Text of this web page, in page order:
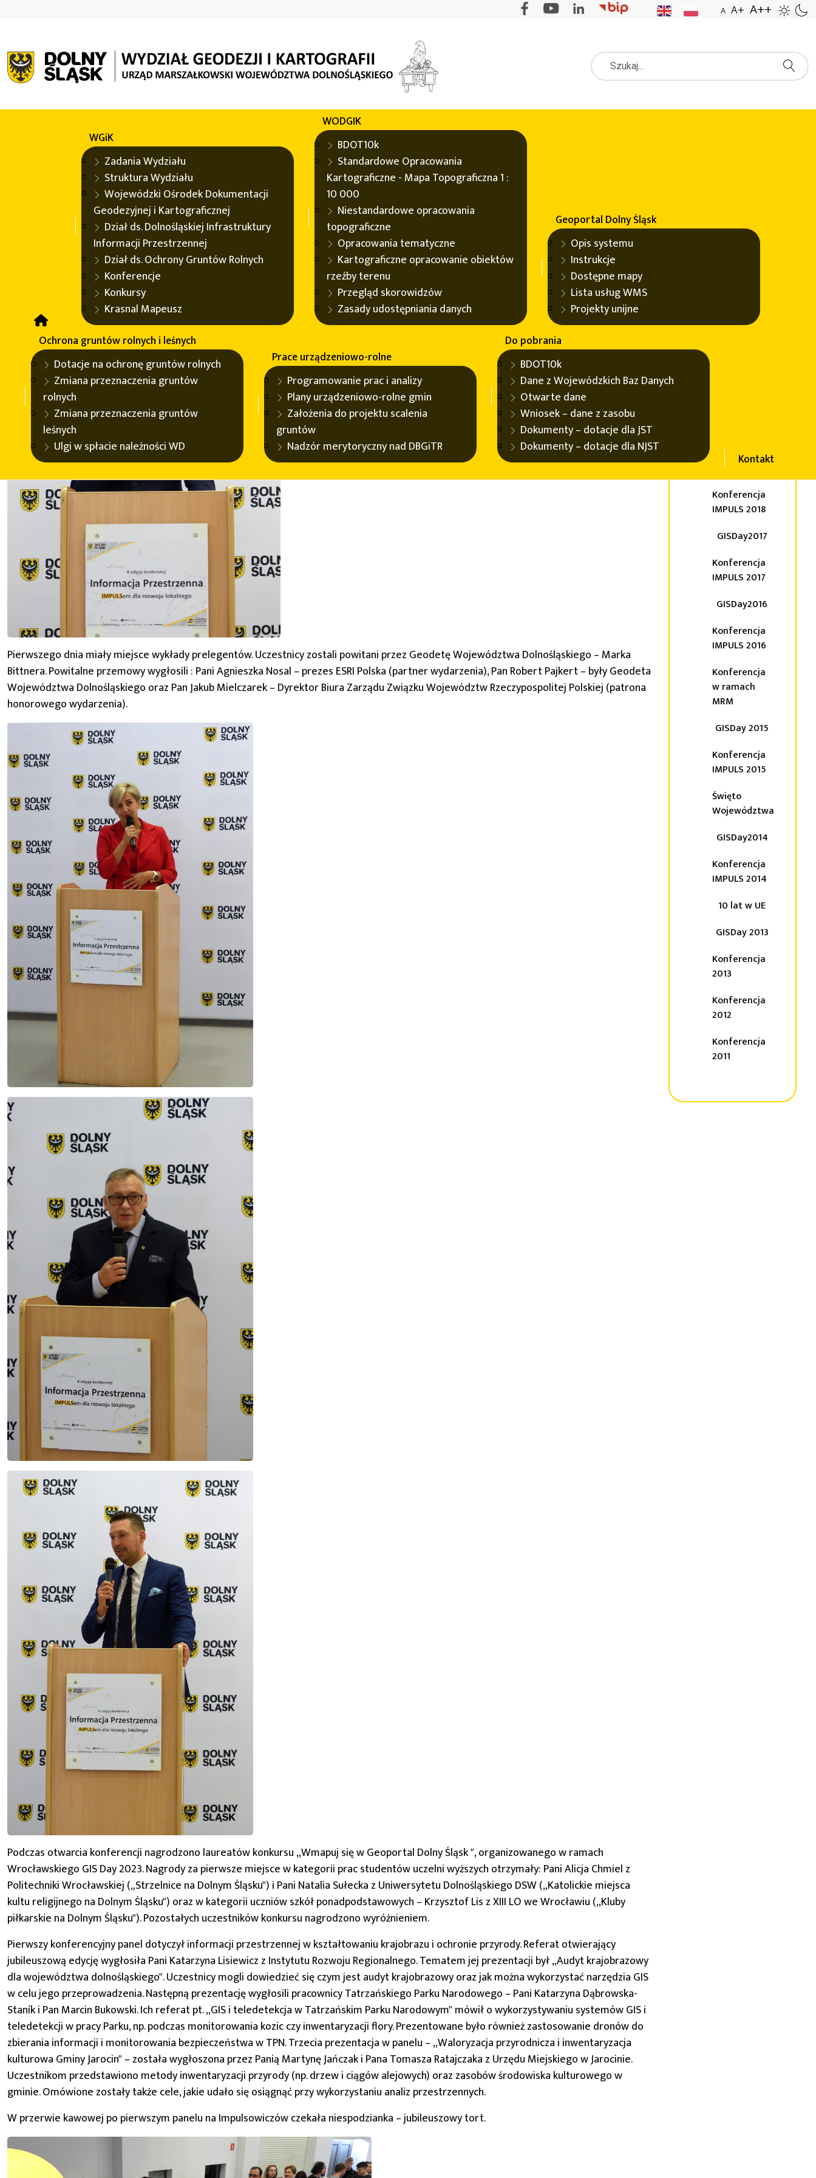
A A+ A++
Szukaj
WGiK
Zadania Wydziału
Struktura Wydziału
Wojewódzki Ośrodek Dokumentacji
Geodezyjnej i Kartograficznej
Dział ds. Dolnośląskiej Infrastruktury
Informacji Przestrzennej
Dział ds. Ochrony Gruntów Rolnych
Konferencje
Konkursy
Krasnal Mapeusz
WODGIK
BDOT10k
Standardowe Opracowania
Kartograficzne - Mapa Topograficzna 1 :
10 000
Niestandardowe opracowania
topograficzne
Opracowania tematyczne
Kartograficzne opracowanie obiektów
rzeźby terenu
Przegląd skorowidzów
Zasady udostępniania danych
Geoportal Dolny Śląsk
Opis systemu
Instrukcje
Dostępne mapy
Lista usług WMS
Projekty unijne
Ochrona gruntów rolnych i leśnych
Dotacje na ochronę gruntów rolnych
Zmiana przeznaczenia gruntów
rolnych
Zmiana przeznaczenia gruntów
leśnych
Ulgi w spłacie należności WD
Prace urządzeniowo-rolne
Programowanie prac i analizy
Plany urządzeniowo-rolne gmin
Założenia do projektu scalenia
gruntów
Nadzór merytoryczny nad DBGiTR
Do pobrania
BDOT10k
Dane z Wojewódzkich Baz Danych
Otwarte dane
Wniosek – dane z zasobu
Dokumenty – dotacje dla JST
Dokumenty – dotacje dla NJST
Kontakt
IMPULS 2025
IMPULS 2023
Konferencja
IMPULS 2019
Konferencja
IMPULS 2018
GISDay2017
Konferencja
IMPULS 2017
GISDay2016
Konferencja
IMPULS 2016
Konferencja
w ramach
MRM
GISDay 2015
Konferencja
IMPULS 2015
Święto
Województwa
GISDay2014
Konferencja
IMPULS 2014
10 lat w UE
GISDay 2013
Konferencja
2013
Konferencja
2012
Konferencja
2011
Konferencja IMPULS 2024
Informacja przestrzenna IMPULSem dla rozwoju lokalnego
W dniach 4-5 czerwca 2024 odbyła się jubileuszowa X edycja konferencji „Informacja przestrzenna IMPULSem do rozwoju regionalnego".
Pierwszego dnia miały miejsce wykłady prelegentów. Uczestnicy zostali powitani przez Geodetę Województwa Dolnośląskiego – Marka
Bittnera. Powitalne przemowy wygłosili : Pani Agnieszka Nosal – prezes ESRI Polska (partner wydarzenia), Pan Robert Pajkert – były Geodeta
Województwa Dolnośląskiego oraz Pan Jakub Mielczarek – Dyrektor Biura Zarządu Związku Województw Rzeczypospolitej Polskiej (patrona
honorowego wydarzenia).
Podczas otwarcia konferencji nagrodzono laureatów konkursu „Wmapuj się w Geoportal Dolny Śląsk", organizowanego w ramach
Wrocławskiego GIS Day 2023. Nagrody za pierwsze miejsce w kategorii prac studentów uczelni wyższych otrzymały: Pani Alicja Chmiel z
Politechniki Wrocławskiej („Strzelnice na Dolnym Śląsku") i Pani Natalia Sułecka z Uniwersytetu Dolnośląskiego DSW („Katolickie miejsca
kultu religijnego na Dolnym Śląsku") oraz w kategorii uczniów szkół ponadpodstawowych – Krzysztof Lis z XIII LO we Wrocławiu („Kluby
piłkarskie na Dolnym Śląsku"). Pozostałych uczestników konkursu nagrodzono wyróżnieniem.
Pierwszy konferencyjny panel dotyczył informacji przestrzennej w kształtowaniu krajobrazu i ochronie przyrody. Referat otwierający
jubileuszową edycję wygłosiła Pani Katarzyna Lisiewicz z Instytutu Rozwoju Regionalnego. Tematem jej prezentacji był „Audyt krajobrazowy
dla województwa dolnośląskiego". Uczestnicy mogli dowiedzieć się czym jest audyt krajobrazowy oraz jak można wykorzystać narzędzia GIS
w celu jego przeprowadzenia. Następną prezentację wygłosili pracownicy Tatrzańskiego Parku Narodowego – Pani Katarzyna Dąbrowska-
Staník i Pan Marcin Bukowski. Ich referat pt. „GIS i teledetekcja w Tatrzańskim Parku Narodowym" mówił o wykorzystywaniu systemów GIS i
teledetekcji w pracy Parku, np. podczas monitorowania kozic czy inwentaryzacji flory. Prezentowane było również zastosowanie dronów do
zbierania informacji i monitorowania bezpieczeństwa w TPN. Trzecia prezentacja w panelu – „Waloryzacja przyrodnicza i inwentaryzacja
kulturowa Gminy Jarocin" – została wygłoszona przez Panią Martynę Jańczak i Pana Tomasza Ratajczaka z Urzędu Miejskiego w Jarocinie.
Uczestnikom przedstawiono metody inwentaryzacji przyrody (np. drzew i ciągów alejowych) oraz zasobów środowiska kulturowego w
gminie. Omówione zostały także cele, jakie udało się osiągnąć przy wykorzystaniu analiz przestrzennych.
W przerwie kawowej po pierwszym panelu na Impulsowiczów czekała niespodzianka – jubileuszowy tort.